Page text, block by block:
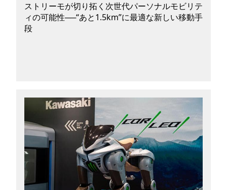
ストリーモが切り拓く次世代パーソナルモビリテ
ィの可能性──“あと1.5km”に最適な新しい移動手
段
パーソナルモビリティの未来が、いま現実のもの
になろうとしています。都市部での混雑、高齢化
社会に伴う移動弱者の増加、そしてカーボンニュ
ートラルへの要求、こうした社会課題に対して、
「歩くように移動できる」新しいモビリティが注
目を集めています。その最前線に立つのが、ホン
ダ発ベンチャー「Striemo（ストリーモ）」が開
発した、独自のバランスアシストシステムを搭載